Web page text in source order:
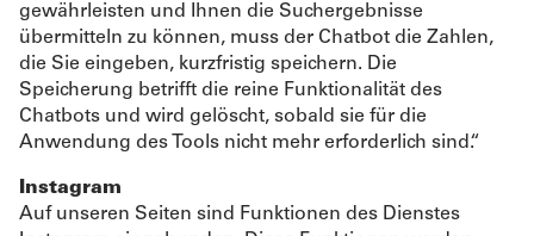
gewährleisten und Ihnen die Suchergebnisse
übermitteln zu können, muss der Chatbot die Zahlen,
die Sie eingeben, kurzfristig speichern. Die
Speicherung betrifft die reine Funktionalität des
Chatbots und wird gelöscht, sobald sie für die
Anwendung des Tools nicht mehr erforderlich sind.“
Instagram
Auf unseren Seiten sind Funktionen des Dienstes